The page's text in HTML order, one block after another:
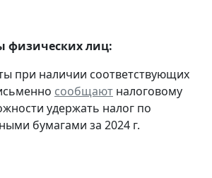
физических лиц:
при наличии соответствующих
сообщают налоговому
удержать налог по
бумагами за 2024 г.